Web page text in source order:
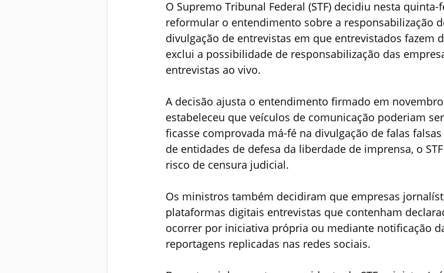
O Supremo Tribunal Federal (STF) decidiu nesta quinta-
reformular o entendimento sobre a responsabilização
divulgação de entrevistas em que entrevistados fazem
exclui a possibilidade de responsabilização das
entrevistas ao vivo.
A decisão ajusta o entendimento firmado em
estabeleceu que veículos de comunicação poderiam
ficasse comprovada má-fé na divulgação de falas
de entidades de defesa da liberdade de imprensa, o
risco de censura judicial.
Os ministros também decidiram que empresas
plataformas digitais entrevistas que contenham
ocorrer por iniciativa própria ou mediante notificação
reportagens replicadas nas redes sociais.